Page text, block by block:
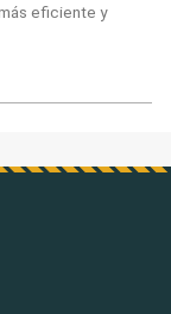
eficiente y